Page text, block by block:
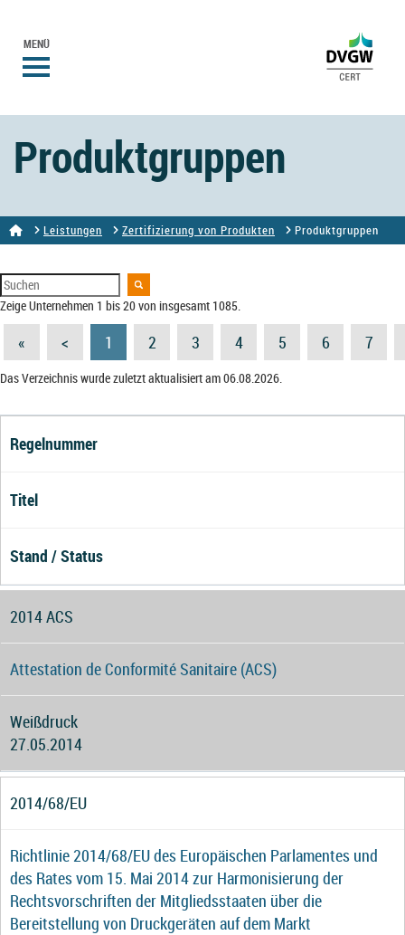
MENÜ
Produktgruppen
Leistungen Zertifizierung von Produkten Produktgruppen
Zeige Unternehmen 1 bis 20 von insgesamt 1085.
« < 1 2 3 4 5 6 7
Das Verzeichnis wurde zuletzt aktualisiert am 06.08.2026.
Regelnummer
Titel
Stand / Status
2014 ACS
Attestation de Conformité Sanitaire (ACS)
Weißdruck
27.05.2014
2014/68/EU
Richtlinie 2014/68/EU des Europäischen Parlamentes und
des Rates vom 15. Mai 2014 zur Harmonisierung der
Rechtsvorschriften der Mitgliedsstaaten über die
Bereitstellung von Druckgeräten auf dem Markt